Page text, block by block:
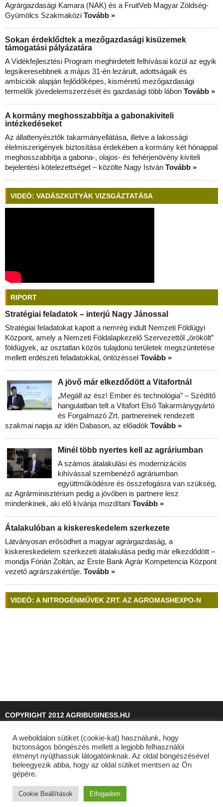
Agrárgazdasági Kamara (NAK) és a FruitVeb Magyar Zöldség-
Gyümölcs Szakmaközi Tovább »
Sokan érdeklődtek a mezőgazdasági kisüzemek
támogatási pályázatára
A Vidékfejlesztési Program meghirdetett felhívásai közül az egyik
legsikeresebbnek a május 31-én lezárult, adottságaik és
ambícióik alapján fejlődőképes, kisméretű mezőgazdasági
termelők jövedelemszerzését és gazdasági több lábon Tovább »
A kormány meghosszabbítja a gabonakiviteli
intézkedéseket
Az állattenyésztők takarmányellátása, illetve a lakossági
élelmiszerigények biztosítása érdekében a kormány két hónappal
meghosszabbítja a gabona-, olajos- és fehérjenövény kiviteli
bejelentési kötelezettséget – közölte Nagy István Tovább »
VIDEÓ: VADÁSZKUTYÁK VIZSGÁZTATÁSA
RIPORT
Stratégiai feladatok – interjú Nagy Jánossal
Stratégiai feladatokat kapott a nemrég indult Nemzeti Földügyi
Központ, amely a Nemzeti Földalapkezelő Szervezettől „örökölt”
földügyek, az osztatlan közös tulajdonú területek megszüntetése
mellett erdészeti feladatokkal, öntözéssel Tovább »
A jövő már elkezdődött a Vitafortnál
„Megáll az ész! Ember és technológia” – Szédítő
hangulatban telt a Vitafort Első Takarmánygyártó
és Forgalmazó Zrt. partnereinek rendezett
szakmai napja az idén Dabason, az előadók Tovább »
Minél több nyertes kell az agráriumban
A számos átalakulási és modernizációs
kihívással szembenéző agráriumban
együttműködésre és összefogásra van szükség,
az Agrárminisztérium pedig a jövőben is partnere lesz
mindenkinek, aki elő kívánja mozdítani Tovább »
Átalakulóban a kiskereskedelem szerkezete
Látványosan erősödhet a magyar agrárgazdaság, a
kiskereskedelem szerkezeti átalakulása pedig már elkezdődött –
mondja Fórián Zoltán, az Erste Bank Agrár Kompetencia Központ
vezető agrárszakértője. Tovább »
VIDEÓ: A NITROGÉNMŰVEK ZRT. AZ AGROMASHEXPO-N
COPYRIGHT 2012 AGRIBUSINESS.HU
© 2026agribusiness.hu
A weboldalon sütiket (cookie-kat) használunk, hogy
biztonságos böngészés mellett a legjobb felhasználói
élményt nyújthassuk látogatóinknak. Az oldal böngészésével
beleegyezik abba, hogy az oldal sütiket mentsen az Ön
gépére.
Cookie Beállítások Elfogadom